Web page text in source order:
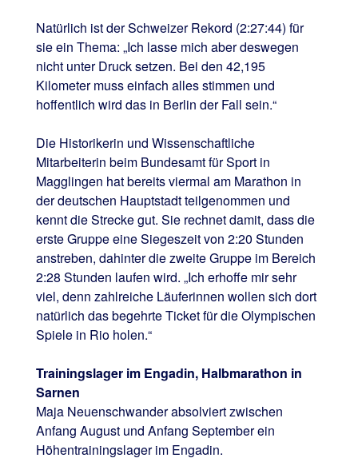
Natürlich ist der Schweizer Rekord (2:27:44) für
sie ein Thema: „Ich lasse mich aber deswegen
nicht unter Druck setzen. Bei den 42,195
Kilometer muss einfach alles stimmen und
hoffentlich wird das in Berlin der Fall sein.“
Die Historikerin und Wissenschaftliche
Mitarbeiterin beim Bundesamt für Sport in
Magglingen hat bereits viermal am Marathon in
der deutschen Hauptstadt teilgenommen und
kennt die Strecke gut. Sie rechnet damit, dass die
erste Gruppe eine Siegeszeit von 2:20 Stunden
anstreben, dahinter die zweite Gruppe im Bereich
2:28 Stunden laufen wird. „Ich erhoffe mir sehr
viel, denn zahlreiche Läuferinnen wollen sich dort
natürlich das begehrte Ticket für die Olympischen
Spiele in Rio holen.“
Trainingslager im Engadin, Halbmarathon in
Sarnen
Maja Neuenschwander absolviert zwischen
Anfang August und Anfang September ein
Höhentrainingslager im Engadin.